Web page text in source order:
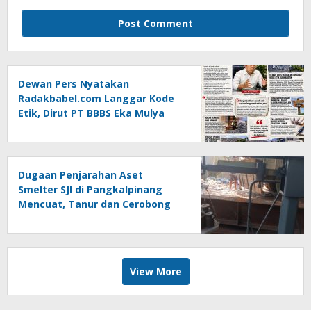
Dewan Pers Nyatakan
Radakbabel.com Langgar Kode
Etik, Dirut PT BBBS Eka Mulya
Dugaan Penjarahan Aset
Smelter SJI di Pangkalpinang
Mencuat, Tanur dan Cerobong
Kiloan, Legalitas Dipertanyakan
View More